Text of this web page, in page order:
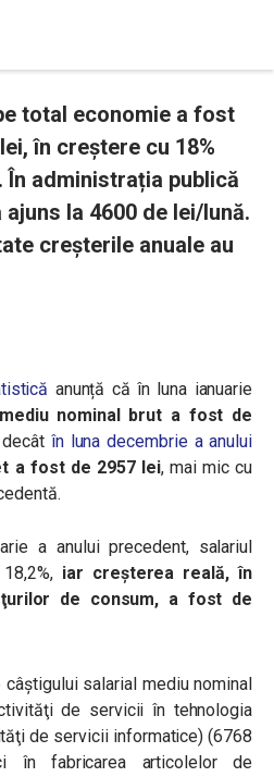
total economie a fost
în creștere cu 18%
În administrația publică
la 4600 de lei/lună.
creșterile anuale au
anunță că în luna ianuarie
nominal brut a fost de
în luna decembrie a anului
a fost de 2957 lei, mai mic cu
a anului precedent, salariul
iar creşterea reală, în
de consum, a fost de
salarial mediu nominal
de servicii în tehnologia
de servicii informatice) (6768
fabricarea articolelor de